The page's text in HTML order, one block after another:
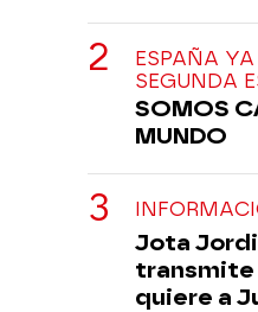
ESPAÑA
SEGUNDA
SOMOS
MUNDO
Jota
transmite
quiere a